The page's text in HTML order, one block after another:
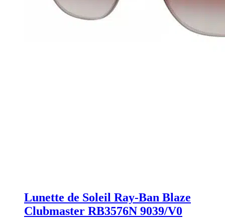
Lunette de Soleil Ray-Ban Blaze
Clubmaster RB3576N 9039/V0